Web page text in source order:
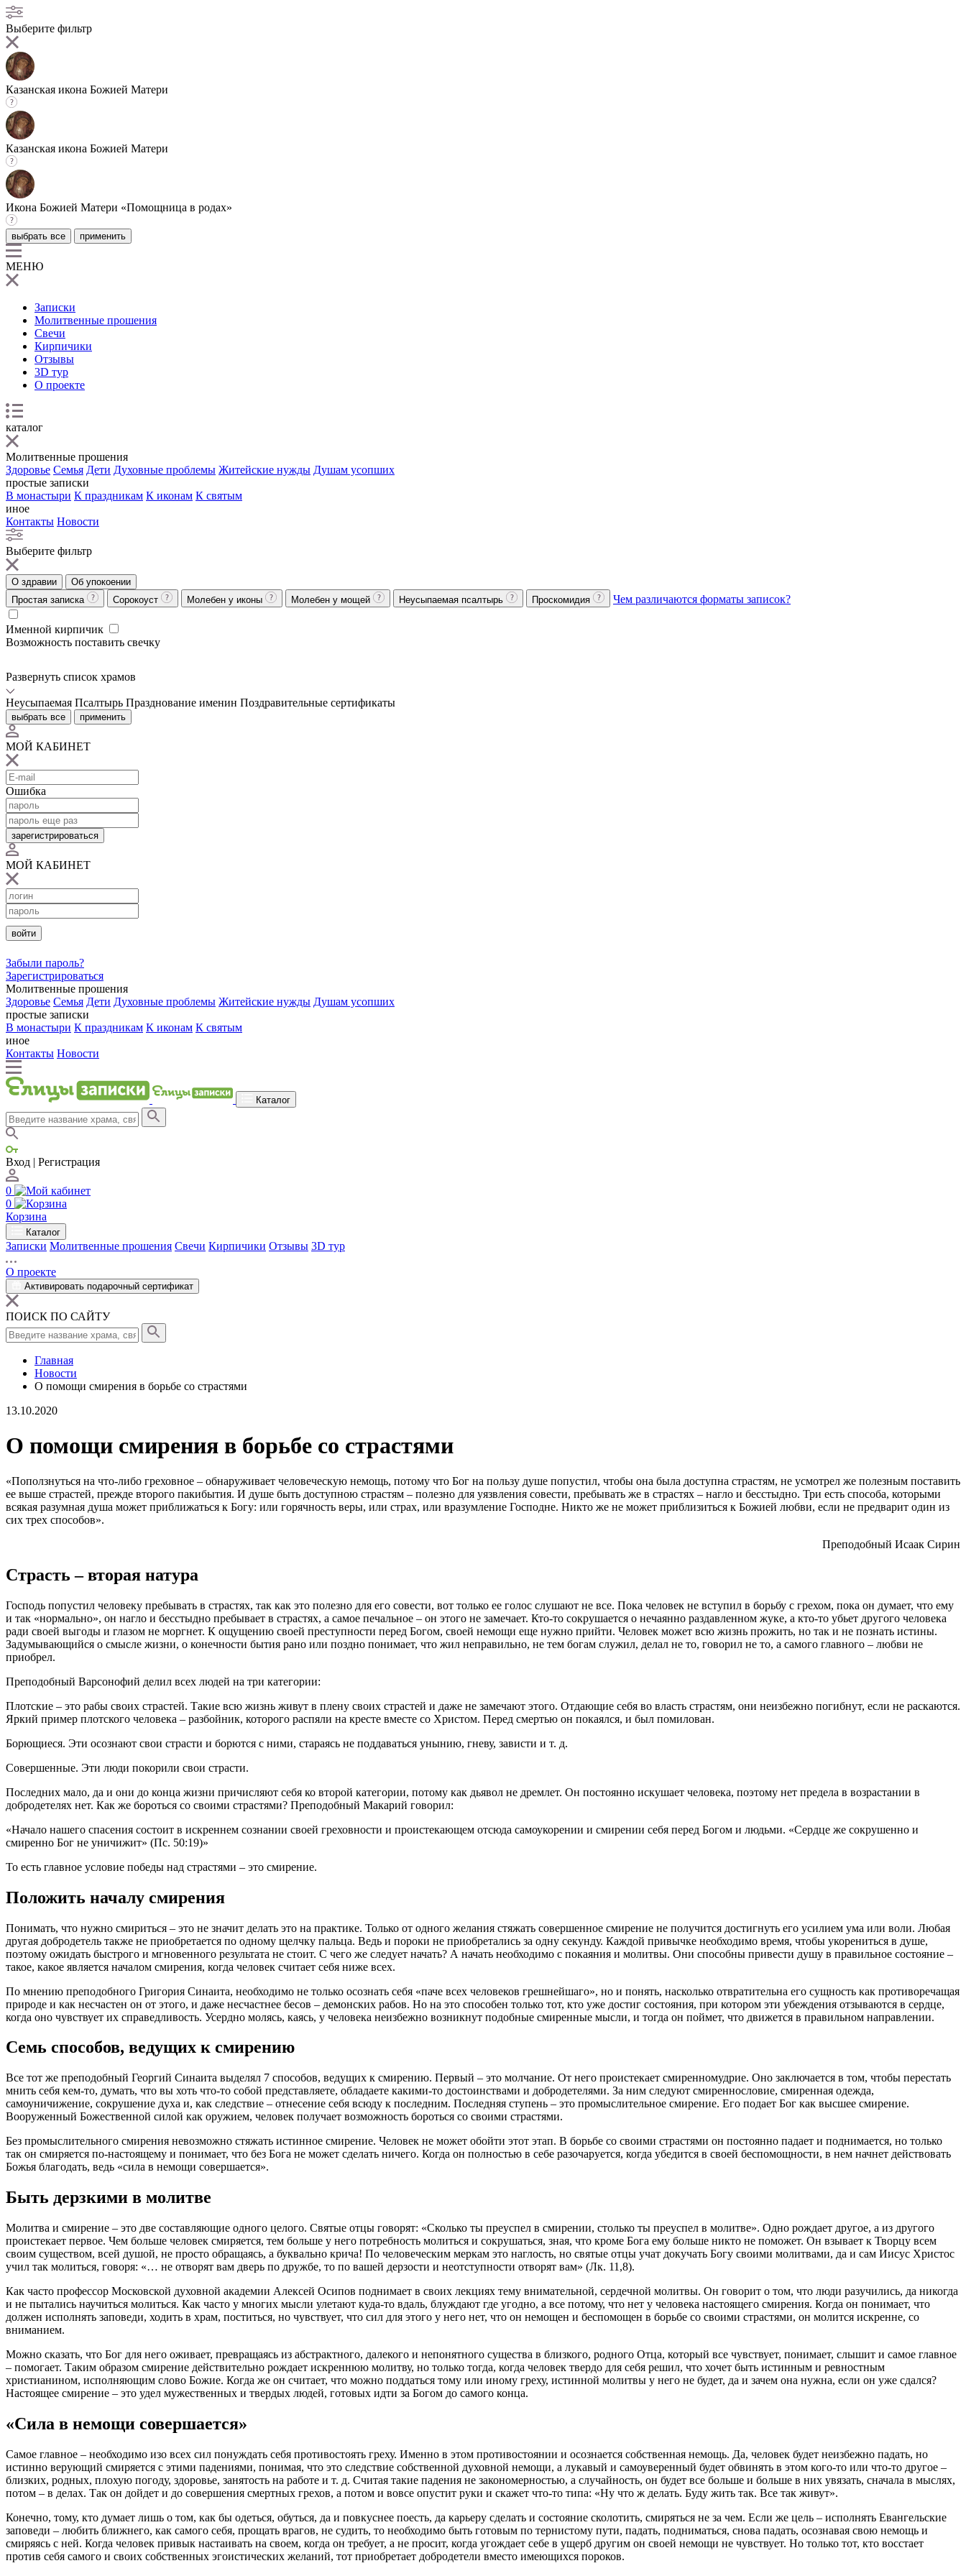
Выберите фильтр
Казанская икона Божией Матери
Казанская икона Божией Матери
Икона Божией Матери «Помощница в родах»
выбрать все применить
МЕНЮ
Записки
Молитвенные прошения
Свечи
Кирпичики
Отзывы
3D тур
О проекте
каталог
Молитвенные прошения
Здоровье Семья Дети Духовные проблемы Житейские нужды Душам усопших
простые записки
В монастыри К праздникам К иконам К святым
иное
Контакты Новости
Выберите фильтр
О здравии
Об упокоении
Простая записка
Сорокоуст Молебен у иконы Молебен у мощей Неусыпаемая псалтырь Проскомидия Чем различаются форматы записок?
Именной кирпичик
Возможность поставить свечку
Развернуть список храмов
Неусыпаемая Псалтырь Празднование именин Поздравительные сертификаты
выбрать все применить
МОЙ КАБИНЕТ
Ошибка
зарегистрироваться
МОЙ КАБИНЕТ
войти
Забыли пароль?
Зарегистрироваться
Молитвенные прошения
Здоровье Семья Дети Духовные проблемы Житейские нужды Душам усопших
простые записки
В монастыри К праздникам К иконам К святым
иное
Контакты Новости
Каталог
Вход | Регистрация
0
0
Корзина
Каталог
Записки Молитвенные прошения Свечи Кирпичики Отзывы 3D тур
О проекте
Активировать подарочный сертификат
ПОИСК ПО САЙТУ
Главная
Новости
О помощи смирения в борьбе со страстями
13.10.2020
О помощи смирения в борьбе со страстями
«Поползнуться на что-либо греховное – обнаруживает человеческую немощь, потому что Бог на пользу душе попустил, чтобы она была доступна страстям, не усмотрел же полезным поставить
ее выше страстей, прежде второго пакибытия. И душе быть доступною страстям – полезно для уязвления совести, пребывать же в страстях – нагло и бесстыдно. Три есть способа, которыми
всякая разумная душа может приближаться к Богу: или горячность веры, или страх, или вразумление Господне. Никто же не может приблизиться к Божией любви, если не предварит один из
сих трех способов».
Преподобный Исаак Сирин
Страсть – вторая натура
Господь попустил человеку пребывать в страстях, так как это полезно для его совести, вот только ее голос слушают не все. Пока человек не вступил в борьбу с грехом, пока он думает, что ему
и так «нормально», он нагло и бесстыдно пребывает в страстях, а самое печальное – он этого не замечает. Кто-то сокрушается о нечаянно раздавленном жуке, а кто-то убьет другого человека
ради своей выгоды и глазом не моргнет. К ощущению своей преступности перед Богом, своей немощи еще нужно прийти. Человек может всю жизнь прожить, но так и не познать истины.
Задумывающийся о смысле жизни, о конечности бытия рано или поздно понимает, что жил неправильно, не тем богам служил, делал не то, говорил не то, а самого главного – любви не
приобрел.
Преподобный Варсонофий делил всех людей на три категории:
Плотские – это рабы своих страстей. Такие всю жизнь живут в плену своих страстей и даже не замечают этого. Отдающие себя во власть страстям, они неизбежно погибнут, если не раскаются.
Яркий пример плотского человека – разбойник, которого распяли на кресте вместе со Христом. Перед смертью он покаялся, и был помилован.
Борющиеся. Эти осознают свои страсти и борются с ними, стараясь не поддаваться унынию, гневу, зависти и т. д.
Совершенные. Эти люди покорили свои страсти.
Последних мало, да и они до конца жизни причисляют себя ко второй категории, потому как дьявол не дремлет. Он постоянно искушает человека, поэтому нет предела в возрастании в
добродетелях нет. Как же бороться со своими страстями? Преподобный Макарий говорил:
«Начало нашего спасения состоит в искреннем сознании своей греховности и проистекающем отсюда самоукорении и смирении себя перед Богом и людьми. «Сердце же сокрушенно и
смиренно Бог не уничижит» (Пс. 50:19)»
То есть главное условие победы над страстями – это смирение.
Положить началу смирения
Понимать, что нужно смириться – это не значит делать это на практике. Только от одного желания стяжать совершенное смирение не получится достигнуть его усилием ума или воли. Любая
другая добродетель также не приобретается по одному щелчку пальца. Ведь и пороки не приобретались за одну секунду. Каждой привычке необходимо время, чтобы укорениться в душе,
поэтому ожидать быстрого и мгновенного результата не стоит. С чего же следует начать? А начать необходимо с покаяния и молитвы. Они способны привести душу в правильное состояние –
такое, какое является началом смирения, когда человек считает себя ниже всех.
По мнению преподобного Григория Синаита, необходимо не только осознать себя «паче всех человеков грешнейшаго», но и понять, насколько отвратительна его сущность как противоречащая
природе и как несчастен он от этого, и даже несчастнее бесов – демонских рабов. Но на это способен только тот, кто уже достиг состояния, при котором эти убеждения отзываются в сердце,
когда оно чувствует их справедливость. Усердно молясь, каясь, у человека неизбежно возникнут подобные смиренные мысли, и тогда он поймет, что движется в правильном направлении.
Семь способов, ведущих к смирению
Все тот же преподобный Георгий Синаита выделял 7 способов, ведущих к смирению. Первый – это молчание. От него проистекает смиренномудрие. Оно заключается в том, чтобы перестать
мнить себя кем-то, думать, что вы хоть что-то собой представляете, обладаете какими-то достоинствами и добродетелями. За ним следуют смиреннословие, смиренная одежда,
самоуничижение, сокрушение духа и, как следствие – отнесение себя всюду к последним. Последняя ступень – это промыслительное смирение. Его подает Бог как высшее смирение.
Вооруженный Божественной силой как оружием, человек получает возможность бороться со своими страстями.
Без промыслительного смирения невозможно стяжать истинное смирение. Человек не может обойти этот этап. В борьбе со своими страстями он постоянно падает и поднимается, но только
так он смиряется по-настоящему и понимает, что без Бога не может сделать ничего. Когда он полностью в себе разочаруется, когда убедится в своей беспомощности, в нем начнет действовать
Божья благодать, ведь «сила в немощи совершается».
Быть дерзкими в молитве
Молитва и смирение – это две составляющие одного целого. Святые отцы говорят: «Сколько ты преуспел в смирении, столько ты преуспел в молитве». Одно рождает другое, а из другого
проистекает первое. Чем больше человек смиряется, тем больше у него потребность молиться и сокрушаться, зная, что кроме Бога ему больше никто не поможет. Он взывает к Творцу всем
своим существом, всей душой, не просто обращаясь, а буквально крича! По человеческим меркам это наглость, но святые отцы учат докучать Богу своими молитвами, да и сам Иисус Христос
учил так молиться, говоря: «… не отворят вам дверь по дружбе, то по вашей дерзости и неотступности отворят вам» (Лк. 11,8).
Как часто профессор Московской духовной академии Алексей Осипов поднимает в своих лекциях тему внимательной, сердечной молитвы. Он говорит о том, что люди разучились, да никогда
и не пытались научиться молиться. Как часто у многих мысли улетают куда-то вдаль, блуждают где угодно, а все потому, что нет у человека настоящего смирения. Когда он понимает, что
должен исполнять заповеди, ходить в храм, поститься, но чувствует, что сил для этого у него нет, что он немощен и беспомощен в борьбе со своими страстями, он молится искренне, со
вниманием.
Можно сказать, что Бог для него оживает, превращаясь из абстрактного, далекого и непонятного существа в близкого, родного Отца, который все чувствует, понимает, слышит и самое главное
– помогает. Таким образом смирение действительно рождает искреннюю молитву, но только тогда, когда человек твердо для себя решил, что хочет быть истинным и ревностным
христианином, исполняющим слово Божие. Когда же он считает, что можно поддаться тому или иному греху, истинной молитвы у него не будет, да и зачем она нужна, если он уже сдался?
Настоящее смирение – это удел мужественных и твердых людей, готовых идти за Богом до самого конца.
«Сила в немощи совершается»
Самое главное – необходимо изо всех сил понуждать себя противостоять греху. Именно в этом противостоянии и осознается собственная немощь. Да, человек будет неизбежно падать, но
истинно верующий смиряется с этими падениями, понимая, что это следствие собственной духовной немощи, а лукавый и самоуверенный будет обвинять в этом кого-то или что-то другое –
близких, родных, плохую погоду, здоровье, занятость на работе и т. д. Считая такие падения не закономерностью, а случайность, он будет все больше и больше в них увязать, сначала в мыслях,
потом – в делах. Так он дойдет и до совершения смертных грехов, а потом и вовсе опустит руки и скажет что-то типа: «Ну что ж делать. Буду жить так. Все так живут».
Конечно, тому, кто думает лишь о том, как бы одеться, обуться, да и повкуснее поесть, да карьеру сделать и состояние сколотить, смиряться не за чем. Если же цель – исполнять Евангельские
заповеди – любить ближнего, как самого себя, прощать врагов, не судить, то необходимо быть готовым по тернистому пути, падать, подниматься, снова падать, осознавая свою немощь и
смиряясь с ней. Когда человек привык настаивать на своем, когда он требует, а не просит, когда угождает себе в ущерб другим он своей немощи не чувствует. Но только тот, кто восстает
против себя самого и своих собственных эгоистических желаний, тот приобретает добродетели вместо имеющихся пороков.